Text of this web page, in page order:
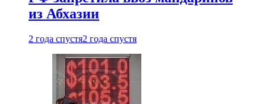
из Абхазии
2 года спустя2 года спустя